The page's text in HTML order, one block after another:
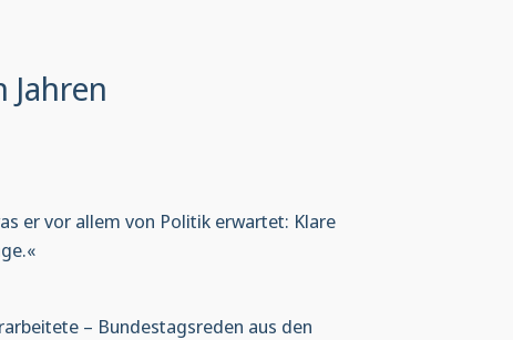
er vor allem von Politik erwartet: Klare
– Bundestagsreden aus den